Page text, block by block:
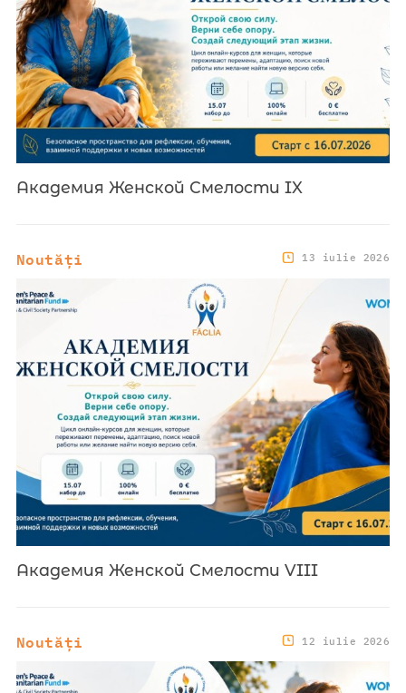
Академия Женской Смелости IX
Noutăți 13 iulie 2026
Академия Женской Смелости VIII
Noutăți 12 iulie 2026